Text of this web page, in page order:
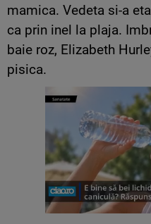
mamica. Vedeta si-a
ca prin inel la plaja.
baie roz, Elizabeth
pisica.